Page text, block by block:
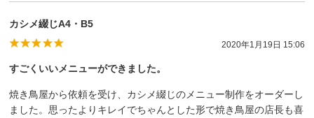
カシメ綴じA4・B5
2020年1月19日 15:06
すごくいいメニューができました。
焼き鳥屋から依頼を受け、カシメ綴じのメニュー制作をオーダーし
ました。思ったよりキレイでちゃんとした形で焼き鳥屋の店長も喜